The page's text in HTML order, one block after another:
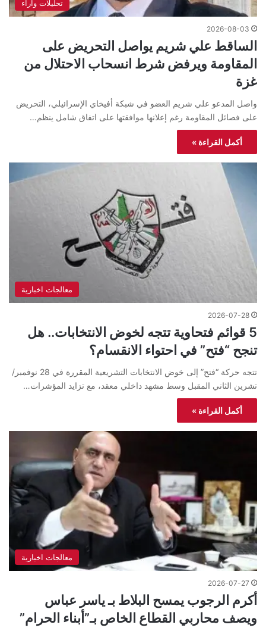
تحليلات واراء
2026-08-03
الساقط علي شريم يواصل التحريض على
المقاومة ويرفض شرط انسحاب الاحتلال من
غزة
واصل المدعو علي شريم العضو في شبكة أفيخاي الإسرائيلي، التحريض
على فصائل المقاومة رغم إعلانها موافقتها على اتفاق شامل ينظم…
أكمل القراءة »
معالجات اخبارية
2026-07-28
5 قوائم فتحاوية تتجه لخوض الانتخابات.. هل
تنجح “فتح” في احتواء الانقسام؟
تتجه حركة “فتح” إلى خوض الانتخابات التشريعية المقررة في 28 نوفمبر/
تشرين الثاني المقبل وسط مشهد داخلي معقد، مع تزايد المؤشرات…
أكمل القراءة »
معالجات اخبارية
2026-07-27
أكرم الرجوب يمسح البلاط بـ ياسر عباس
ويصف محاربي القطاع الخاص بـ”أبناء الحرام”